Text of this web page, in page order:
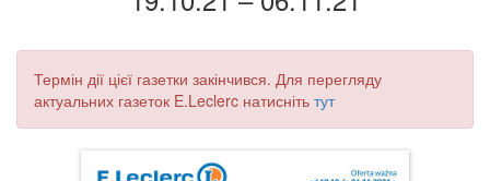
Термін дії цієї газетки закінчився. Для перегляду
актуальних газеток E.Leclerc натисніть тут